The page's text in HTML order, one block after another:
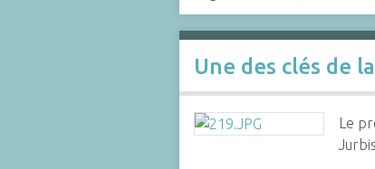
Une des clés de
Le